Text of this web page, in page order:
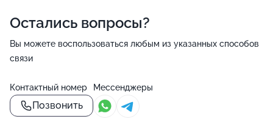
Остались вопросы?
Вы можете воспользоваться любым из указанных способов
связи
Контактный номер
Позвонить
Мессенджеры